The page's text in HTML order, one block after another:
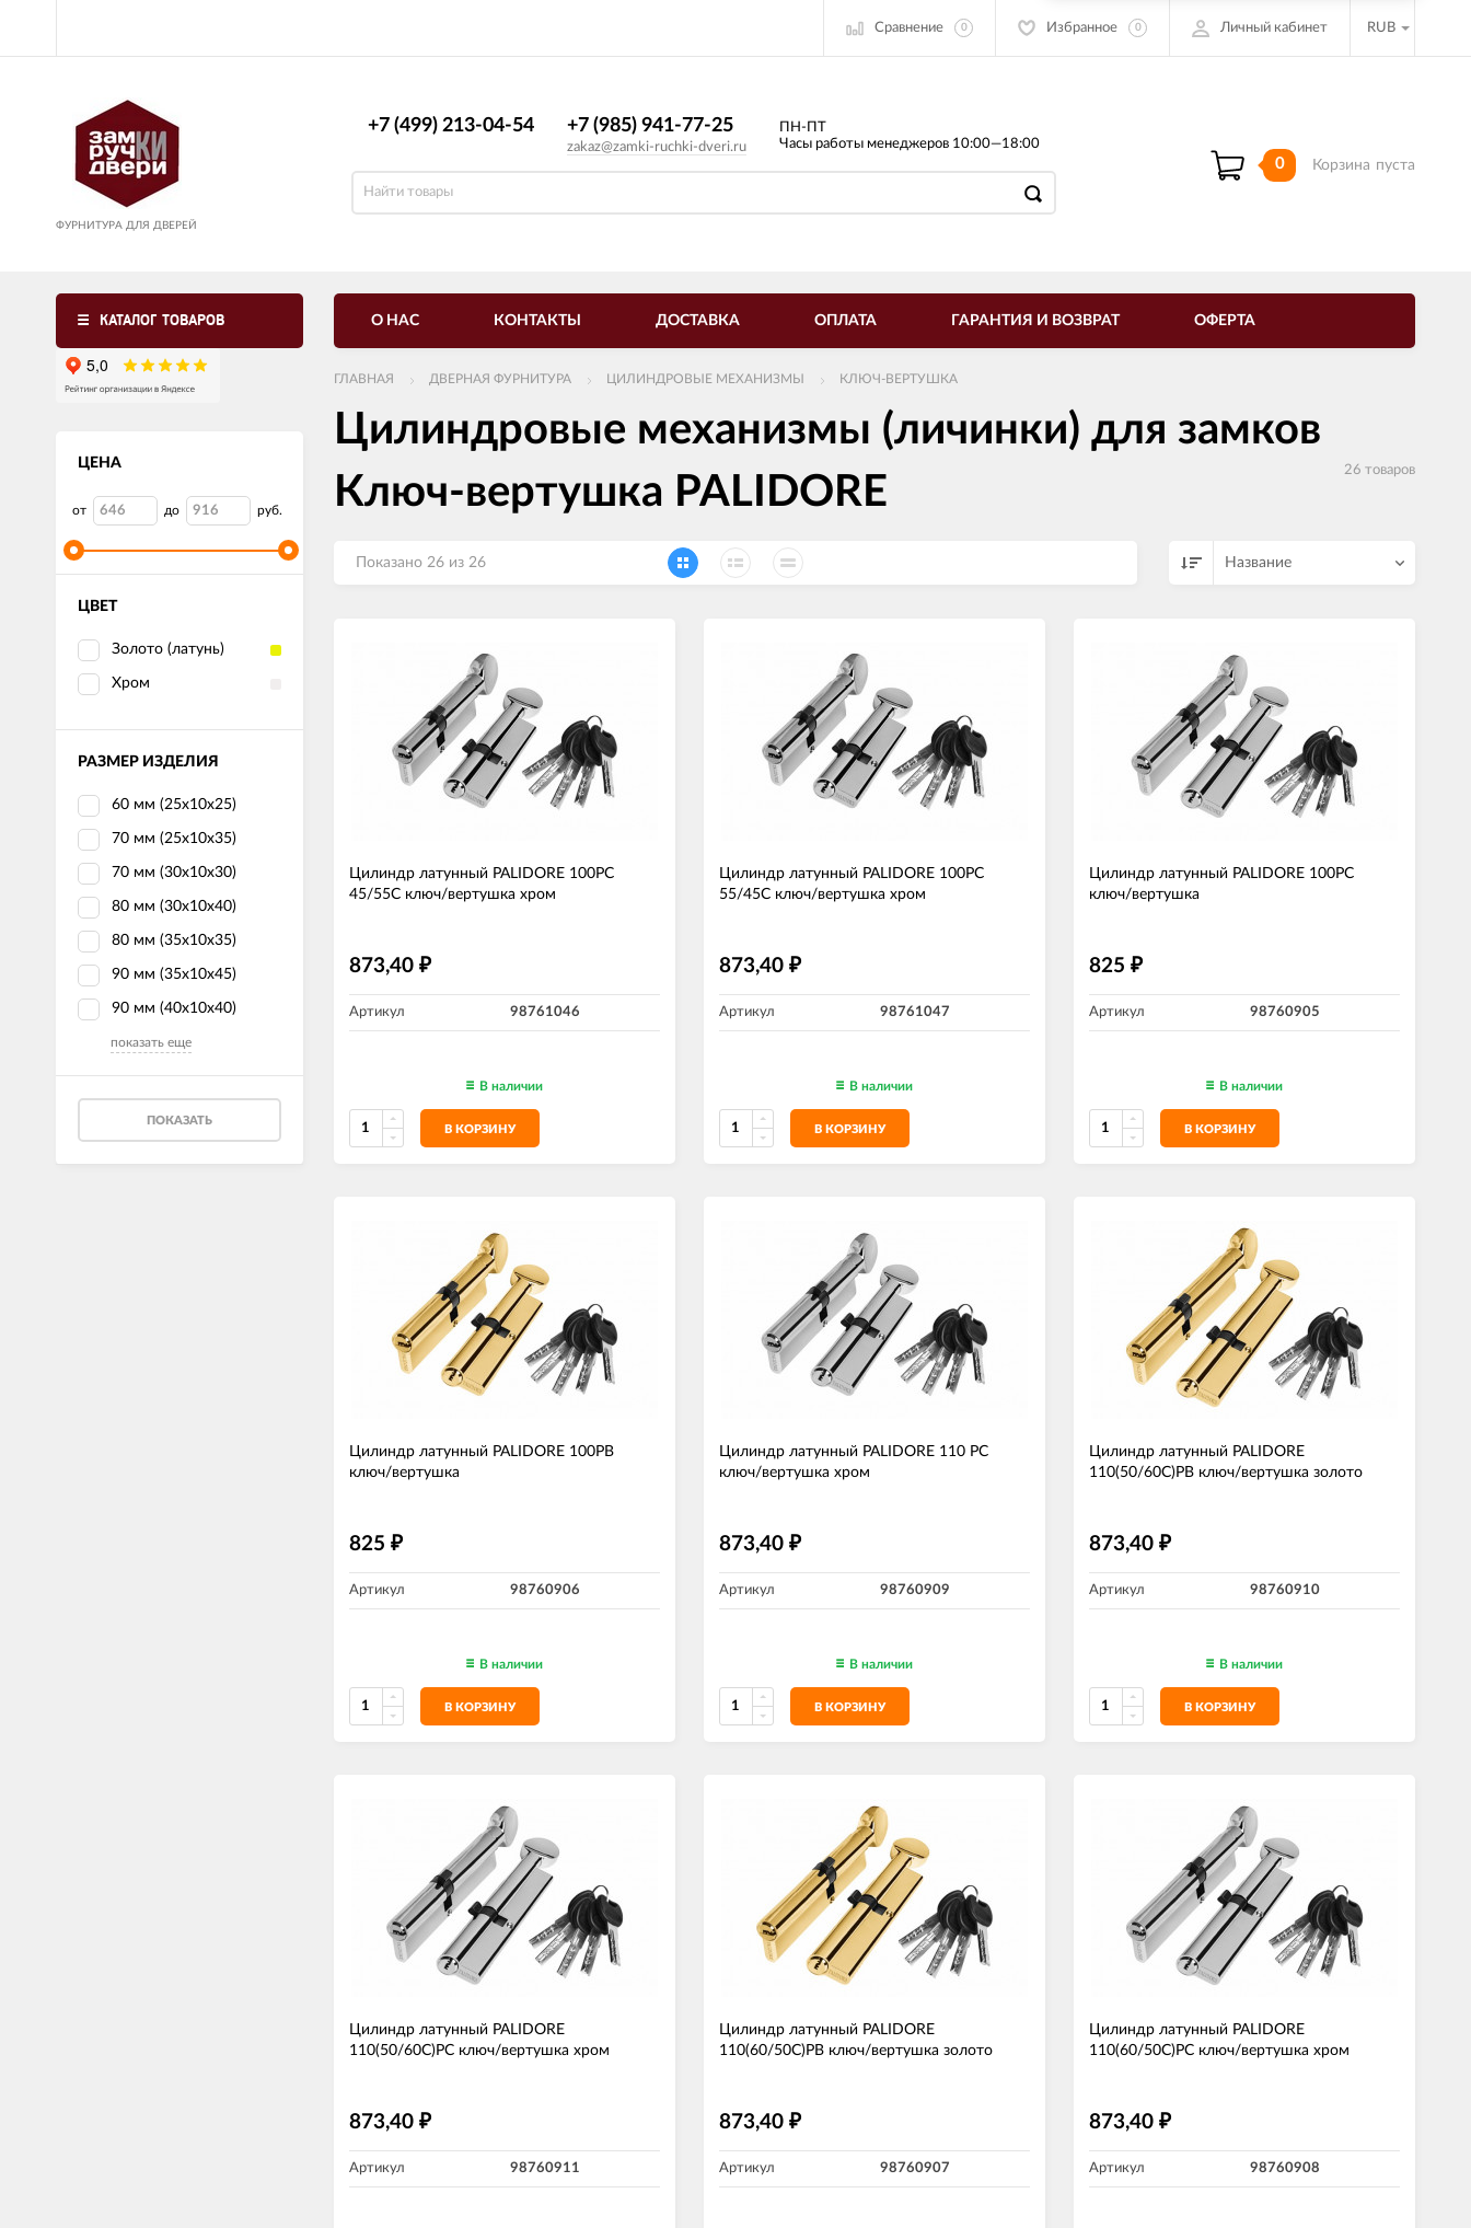
Сравнение 0 Избранное 0 Личный кабинет RUB
ФУРНИТУРА ДЛЯ ДВЕРЕЙ
+7 (499) 213-04-54​ +7 (985) 941-77-25
zakaz@zamki-ruchki-dveri.ru
ПН-ПТ
Часы работы менеджеров 10:00—18:00
0 Корзина пуста
КАТАЛОГ ТОВАРОВ
ЦЕНА
от до руб.
ЦВЕТ
Золото (латунь)
Хром
РАЗМЕР ИЗДЕЛИЯ
60 мм (25x10x25)
70 мм (25x10x35)
70 мм (30x10x30)
80 мм (30x10x40)
80 мм (35x10x35)
90 мм (35x10x45)
90 мм (40x10x40)
показать еще
ПОКАЗАТЬ
О НАС КОНТАКТЫ ДОСТАВКА ОПЛАТА ГАРАНТИЯ И ВОЗВРАТ ОФЕРТА
ГЛАВНАЯ ДВЕРНАЯ ФУРНИТУРА ЦИЛИНДРОВЫЕ МЕХАНИЗМЫ КЛЮЧ-ВЕРТУШКА
Цилиндровые механизмы (личинки) для замков
Ключ-вертушка PALIDORE
26 товаров
Показано 26 из 26 Название
Цилиндр латунный PALIDORE 100PC
45/55С ключ/вертушка хром
873,40 ₽
Артикул 98761046
В наличии
В КОРЗИНУ
Цилиндр латунный PALIDORE 100PC
55/45С ключ/вертушка хром
873,40 ₽
Артикул 98761047
В наличии
В КОРЗИНУ
Цилиндр латунный PALIDORE 100PC
ключ/вертушка
825 ₽
Артикул 98760905
В наличии
В КОРЗИНУ
Цилиндр латунный PALIDORE 100PВ
ключ/вертушка
825 ₽
Артикул 98760906
В наличии
В КОРЗИНУ
Цилиндр латунный PALIDORE 110 РС
ключ/вертушка хром
873,40 ₽
Артикул 98760909
В наличии
В КОРЗИНУ
Цилиндр латунный PALIDORE
110(50/60С)РВ ключ/вертушка золото
873,40 ₽
Артикул 98760910
В наличии
В КОРЗИНУ
Цилиндр латунный PALIDORE
110(50/60С)РС ключ/вертушка хром
873,40 ₽
Артикул 98760911
Цилиндр латунный PALIDORE
110(60/50С)РВ ключ/вертушка золото
873,40 ₽
Артикул 98760907
Цилиндр латунный PALIDORE
110(60/50С)РС ключ/вертушка хром
873,40 ₽
Артикул 98760908